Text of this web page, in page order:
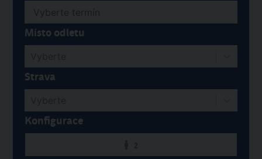
Místo odletu
Strava
Konfigurace